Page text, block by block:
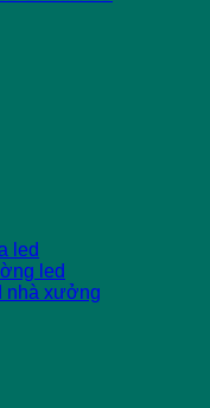
led
led
nhà xưởng